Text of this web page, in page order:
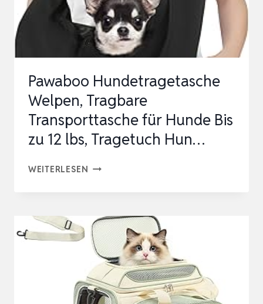
VERSTELLBARER
GEP…
Pawaboo Hundetragetasche
Welpen, Tragbare
Transporttasche für Hunde Bis
zu 12 lbs, Tragetuch Hun…
WEITERLESEN PAWABOO
TRAGBARE
TRANSPORTTASCHE
FÜR
HUNDE
BIS